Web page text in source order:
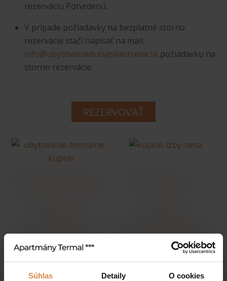
Súhlas Detaily O cookies
rezerváciu Potvrdenú.
V prípade požiadavky na bezplatné storno
rezervácie stačí napísať na mail:
info@ubytovaniedunajskastreda.sk požiadavku na
storno rezervácie.
REZERVOVAŤ